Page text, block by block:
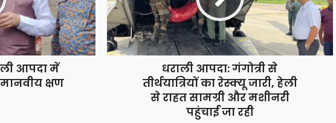
आपदा में
क्षण
धराली आपदा: गंगोत्री से
तीर्थयात्रियों का रेस्क्यू जारी, हेली
से राहत सामग्री और मशीनरी
पहुंचाई जा रही